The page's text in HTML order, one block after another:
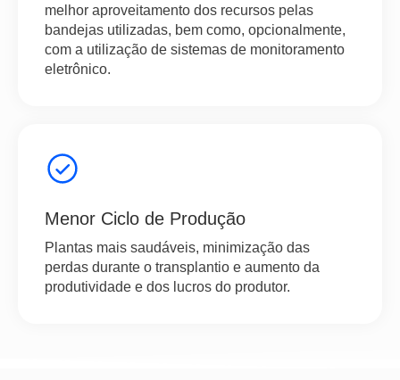
melhor aproveitamento dos recursos pelas
bandejas utilizadas, bem como, opcionalmente,
com a utilização de sistemas de monitoramento
eletrônico.
Menor Ciclo de Produção
Plantas mais saudáveis, minimização das
perdas durante o transplantio e aumento da
produtividade e dos lucros do produtor.